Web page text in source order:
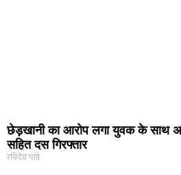
छेड़खानी का आरोप लगा युवक के साथ
सहित दस गिरफ्तार
रविदेव पांडे